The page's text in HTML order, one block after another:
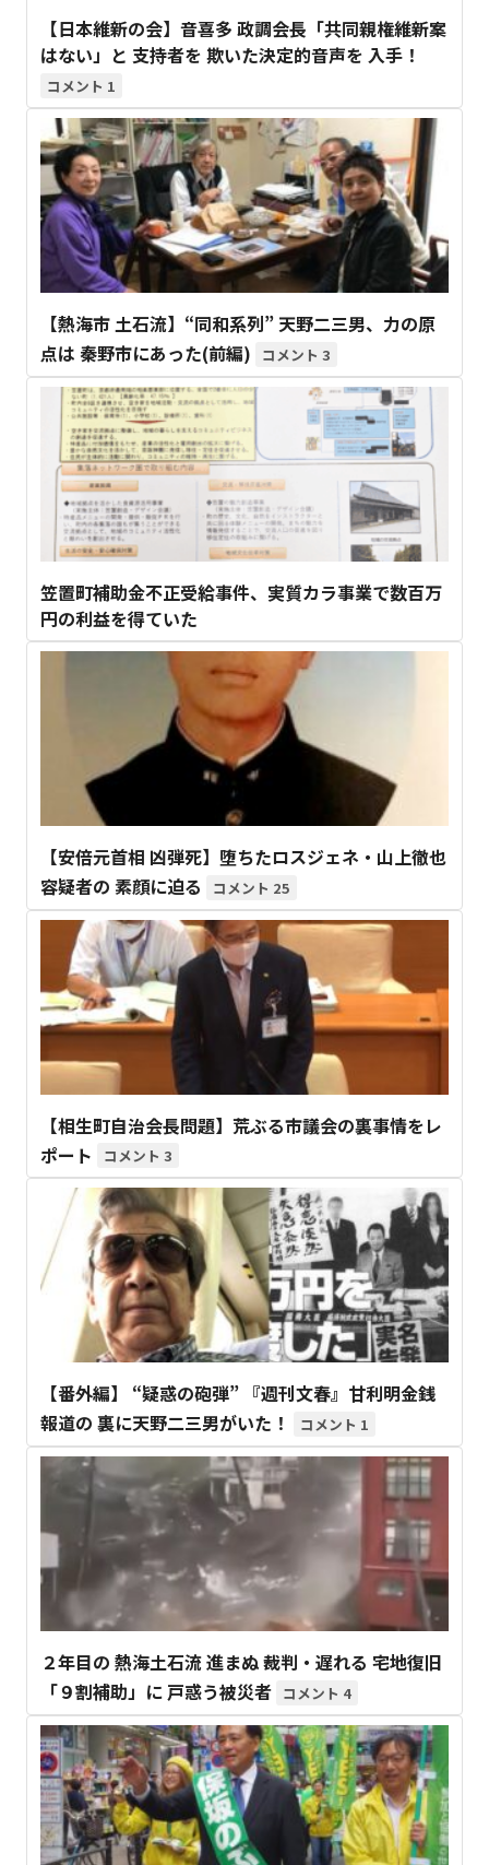
【日本維新の会】音喜多 政調会長「共同親権維新案
はない」と 支持者を 欺いた決定的音声を 入手！
1
【熱海市 土石流】“同和系列” 天野二三男、力の原
点は 秦野市にあった(前編)
3
笠置町補助金不正受給事件、実質カラ事業で数百万
円の利益を得ていた
【安倍元首相 凶弾死】堕ちたロスジェネ・山上徹也
容疑者の 素顔に迫る
25
【相生町自治会長問題】荒ぶる市議会の裏事情をレ
ポート
3
【番外編】 “疑惑の砲弾” 『週刊文春』甘利明金銭
報道の 裏に天野二三男がいた！
1
２年目の 熱海土石流 進まぬ 裁判・遅れる 宅地復旧
「９割補助」に 戸惑う被災者
4